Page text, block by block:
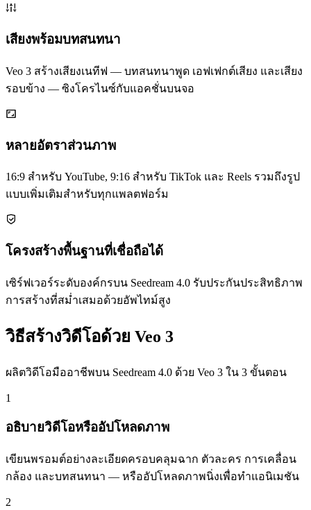
เสียงพร้อมบทสนทนา
Veo 3 สร้างเสียงเนทีฟ — บทสนทนาพูด เอฟเฟกต์เสียง และเสียง
รอบข้าง — ซิงโครไนซ์กับแอคชั่นบนจอ
หลายอัตราส่วนภาพ
16:9 สำหรับ YouTube, 9:16 สำหรับ TikTok และ Reels รวมถึงรูป
แบบเพิ่มเติมสำหรับทุกแพลตฟอร์ม
โครงสร้างพื้นฐานที่เชื่อถือได้
เซิร์ฟเวอร์ระดับองค์กรบน Seedream 4.0 รับประกันประสิทธิภาพ
การสร้างที่สม่ำเสมอด้วยอัพไทม์สูง
วิธีสร้างวิดีโอด้วย Veo 3
ผลิตวิดีโอมืออาชีพบน Seedream 4.0 ด้วย Veo 3 ใน 3 ขั้นตอน
1
อธิบายวิดีโอหรืออัปโหลดภาพ
เขียนพรอมต์อย่างละเอียดครอบคลุมฉาก ตัวละคร การเคลื่อน
กล้อง และบทสนทนา — หรืออัปโหลดภาพนิ่งเพื่อทำแอนิเมชัน
2